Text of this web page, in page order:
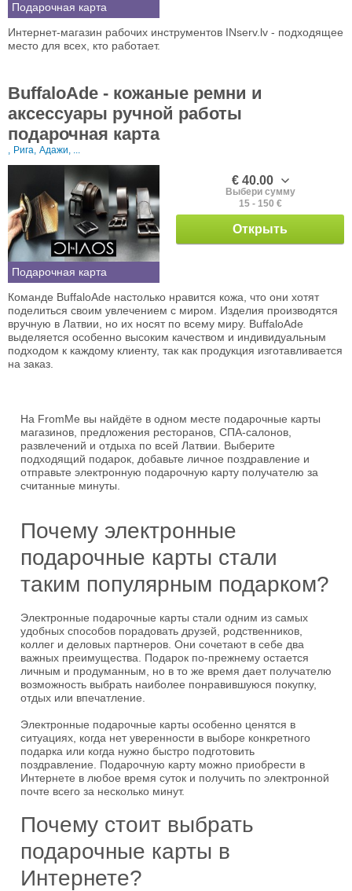
Подарочная карта
Интернет-магазин рабочих инструментов INserv.lv - подходящее
место для всех, кто работает.
BuffaloAde - кожаные ремни и
аксессуары ручной работы
подарочная карта
, Рига, Адажи, ...
Подарочная карта
€ 40.00
Выбери сумму
15 - 150 €
Открыть
Команде BuffaloAde настолько нравится кожа, что они хотят
поделиться своим увлечением с миром. Изделия производятся
вручную в Латвии, но их носят по всему миру. BuffaloAde
выделяется особенно высоким качеством и индивидуальным
подходом к каждому клиенту, так как продукция изготавливается
на заказ.
На FromMe вы найдёте в одном месте подарочные карты
магазинов, предложения ресторанов, СПА-салонов,
развлечений и отдыха по всей Латвии. Выберите
подходящий подарок, добавьте личное поздравление и
отправьте электронную подарочную карту получателю за
считанные минуты.
Почему электронные
подарочные карты стали
таким популярным подарком?
Электронные подарочные карты стали одним из самых
удобных способов порадовать друзей, родственников,
коллег и деловых партнеров. Они сочетают в себе два
важных преимущества. Подарок по-прежнему остается
личным и продуманным, но в то же время дает получателю
возможность выбрать наиболее понравившуюся покупку,
отдых или впечатление.
Электронные подарочные карты особенно ценятся в
ситуациях, когда нет уверенности в выборе конкретного
подарка или когда нужно быстро подготовить
поздравление. Подарочную карту можно приобрести в
Интернете в любое время суток и получить по электронной
почте всего за несколько минут.
Почему стоит выбрать
подарочные карты в
Интернете?